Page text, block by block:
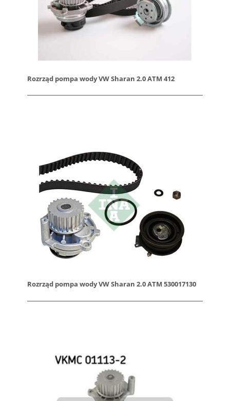
Rozrząd pompa wody VW Sharan 2.0 ATM 412
Rozrząd pompa wody VW Sharan 2.0 ATM 530017130